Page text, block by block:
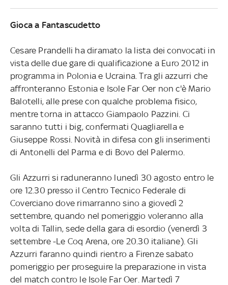
Gioca a Fantascudetto
Cesare Prandelli ha diramato la lista dei convocati in
vista delle due gare di qualificazione a Euro 2012 in
programma in Polonia e Ucraina. Tra gli azzurri che
affronteranno Estonia e Isole Far Oer non c'è Mario
Balotelli, alle prese con qualche problema fisico,
mentre torna in attacco Giampaolo Pazzini. Ci
saranno tutti i big, confermati Quagliarella e
Giuseppe Rossi. Novità in difesa con gli inserimenti
di Antonelli del Parma e di Bovo del Palermo.
Gli Azzurri si raduneranno lunedì 30 agosto entro le
ore 12.30 presso il Centro Tecnico Federale di
Coverciano dove rimarranno sino a giovedì 2
settembre, quando nel pomeriggio voleranno alla
volta di Tallin, sede della gara di esordio (venerdì 3
settembre -Le Coq Arena, ore 20.30 italiane). Gli
Azzurri faranno quindi rientro a Firenze sabato
pomeriggio per proseguire la preparazione in vista
del match contro le Isole Far Oer. Martedì 7